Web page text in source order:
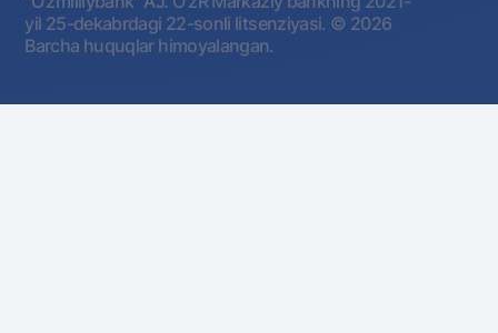
yil 25-dekabrdagi 22-sonli litsenziyasi. © 2026
Barcha huquqlar himoyalangan.